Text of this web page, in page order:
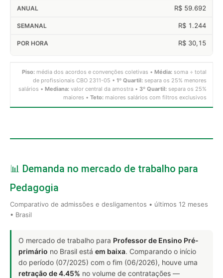
R$ 59.692
R$ 1.244
R$ 30,15
Piso: média dos acordos e convenções coletivas • Média: soma ÷ total
de profissionais CBO 2311-05 • 1º Quartil: separa os 25% menores
salários • Mediana: valor central da amostra • 3º Quartil: separa os 25%
maiores • Teto: maiores salários com filtros exclusivos
📊 Demanda no mercado de trabalho para
Pedagogia
Comparativo de admissões e desligamentos • últimos 12 meses
• Brasil
O mercado de trabalho para Professor de Ensino Pré-
primário no Brasil está em baixa. Comparando o início
do período (07/2025) com o fim (06/2026), houve uma
retração de 4.45% no volume de contratações —